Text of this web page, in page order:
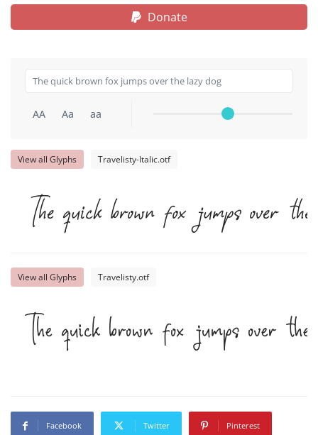
Donate
AA Aa aa
View all Glyphs Travelisty-Italic.otf
The quick brown fox jumps over
View all Glyphs Travelisty.otf
The quick brown fox jumps over
Facebook Twitter Pinterest